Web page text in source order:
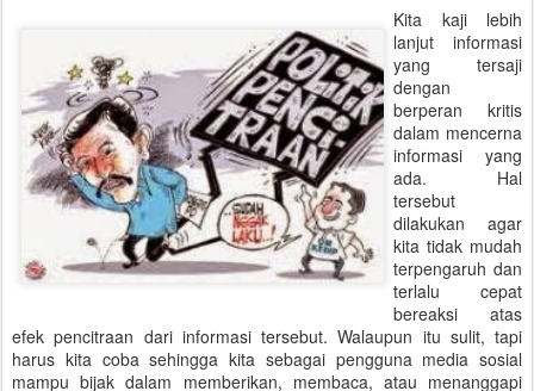
Kita kaji lebih
lanjut informasi
yang tersaji
dengan
berperan kritis
dalam mencerna
informasi yang
ada. Hal
tersebut
dilakukan agar
kita tidak mudah
terpengaruh dan
terlalu cepat
bereaksi atas
efek pencitraan dari informasi tersebut. Walaupun itu sulit, tapi
harus kita coba sehingga kita sebagai pengguna media sosial
mampu bijak dalam memberikan, membaca, atau menanggapi